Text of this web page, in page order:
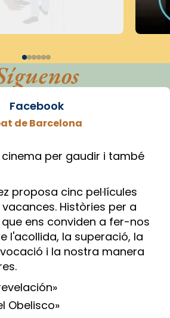
Facebook
de Barcelona
cinema per gaudir i també
proposa cinc pel·lícules
Històries per a
ens conviden a fer-nos
l'acollida, la superació, la
i la nostra manera
Obelisco»